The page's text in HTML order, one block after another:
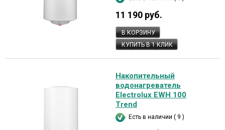
11 190 руб.
В КОРЗИНУ
КУПИТЬ В 1 КЛИК
Накопительный
водонагреватель
Electrolux EWH 100
Trend
Есть в наличии ( 9 )